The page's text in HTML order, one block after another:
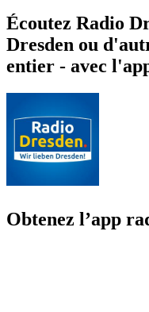
Écoutez Radio
Dresden ou
entier - avec
Obtenez l’app